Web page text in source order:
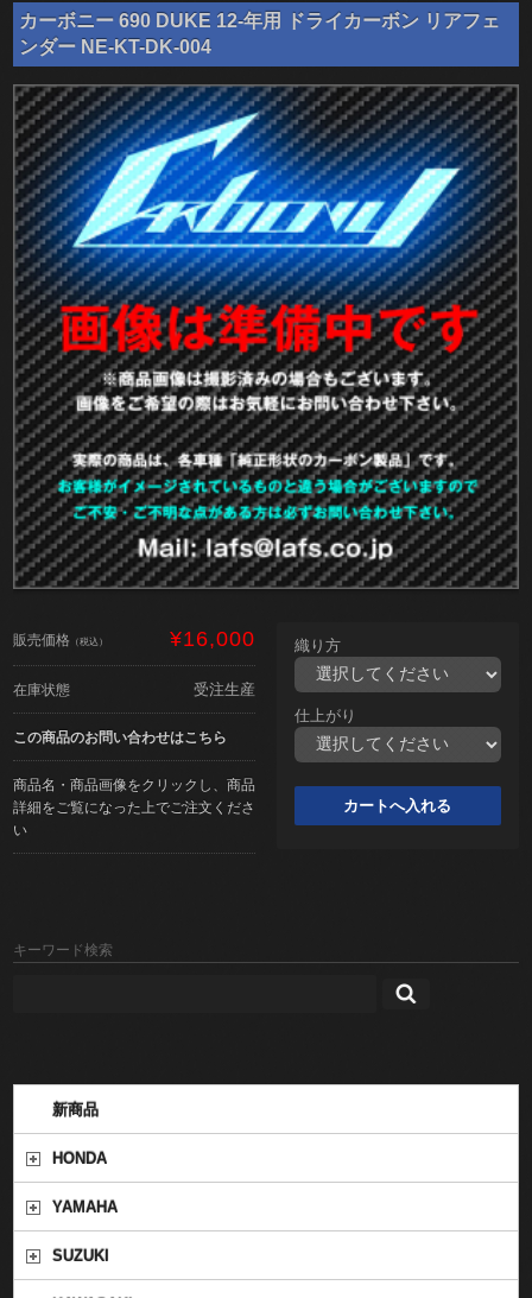
カーボニー 690 DUKE 12-年用 ドライカーボン リアフェ
ンダー NE-KT-DK-004
販売価格 （税込） ¥16,000
在庫状態 受注生産
この商品のお問い合わせはこちら
商品名・商品画像をクリックし、商品
詳細をご覧になった上でご注文くださ
い
織り方
仕上がり
キーワード検索
新商品
HONDA
YAMAHA
SUZUKI